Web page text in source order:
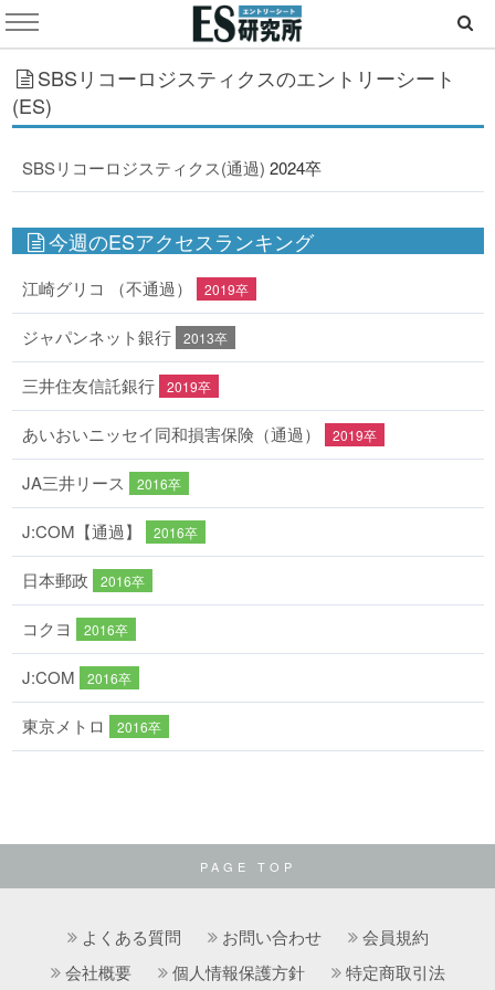
SBSリコーロジスティクスのエントリーシート
(ES)
SBSリコーロジスティクス(通過) 2024卒
今週のESアクセスランキング
江崎グリコ （不通過） 2019卒
ジャパンネット銀行 2013卒
三井住友信託銀行 2019卒
あいおいニッセイ同和損害保険（通過） 2019卒
JA三井リース 2016卒
J:COM【通過】 2016卒
日本郵政 2016卒
コクヨ 2016卒
J:COM 2016卒
東京メトロ 2016卒
PAGE TOP
よくある質問 お問い合わせ
会員規約
会社概要
個人情報保護方針 特定商取引法